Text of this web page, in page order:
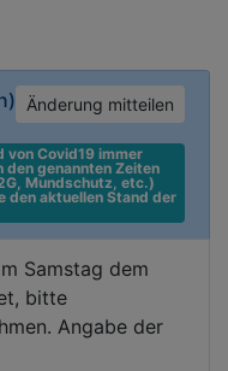
Änderung mitteilen
von Covid19 immer
den genannten Zeiten
Mundschutz, etc.)
den aktuellen Stand der
Samstag dem
bitte
Angabe der